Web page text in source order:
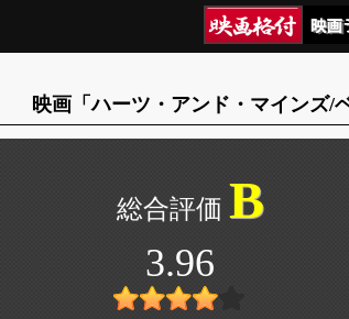
映画「ハーツ・アンド・マインズ/
B
3.96